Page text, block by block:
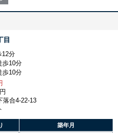
目
12分
歩10分
歩10分
落合4-22-13
築年月